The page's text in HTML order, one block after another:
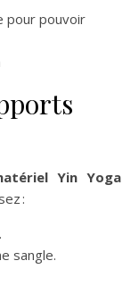
pour pouvoir
Yin Yoga
:
sangle.